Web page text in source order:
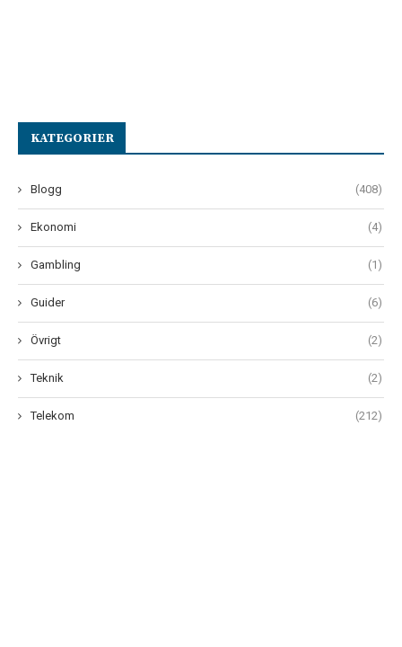
KATEGORIER
Blogg (408)
Ekonomi (4)
Gambling (1)
Guider (6)
Övrigt (2)
Teknik (2)
Telekom (212)